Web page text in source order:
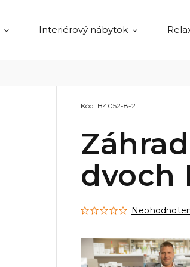
Interiérový nábytok
dvoch
Kód: B4052-8-21